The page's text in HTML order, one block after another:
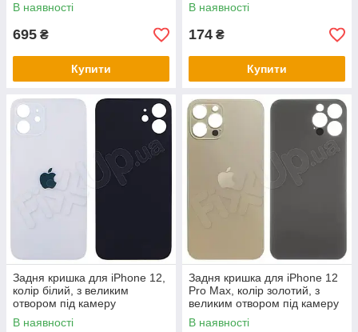
В наявності
695 ₴
Купити
В наявності
174 ₴
Купити
Задня кришка для iPhone 12,
колір білий, з великим
отвором під камеру
В наявності
Задня кришка для iPhone 12
Pro Max, колір золотий, з
великим отвором під камеру
В наявності